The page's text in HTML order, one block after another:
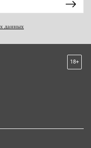
данных
18+